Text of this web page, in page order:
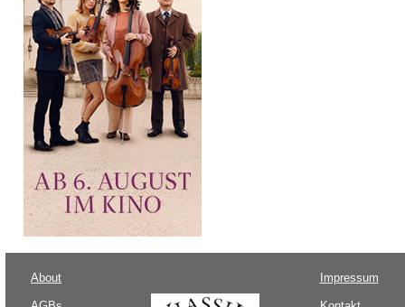
About Impressum